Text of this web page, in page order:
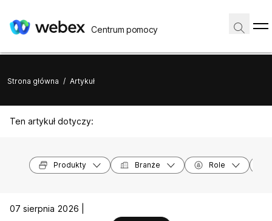
Centrum pomocy
Strona główna / Artykuł
Ten artykuł dotyczy:
Produkty Branże Role
07 sierpnia 2026 |